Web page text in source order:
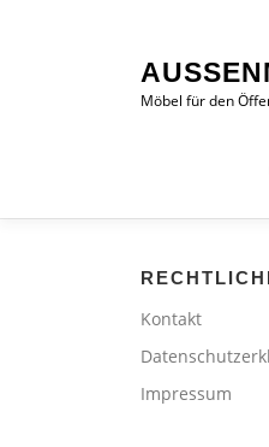
Möbel für den
Kontakt
Impressum